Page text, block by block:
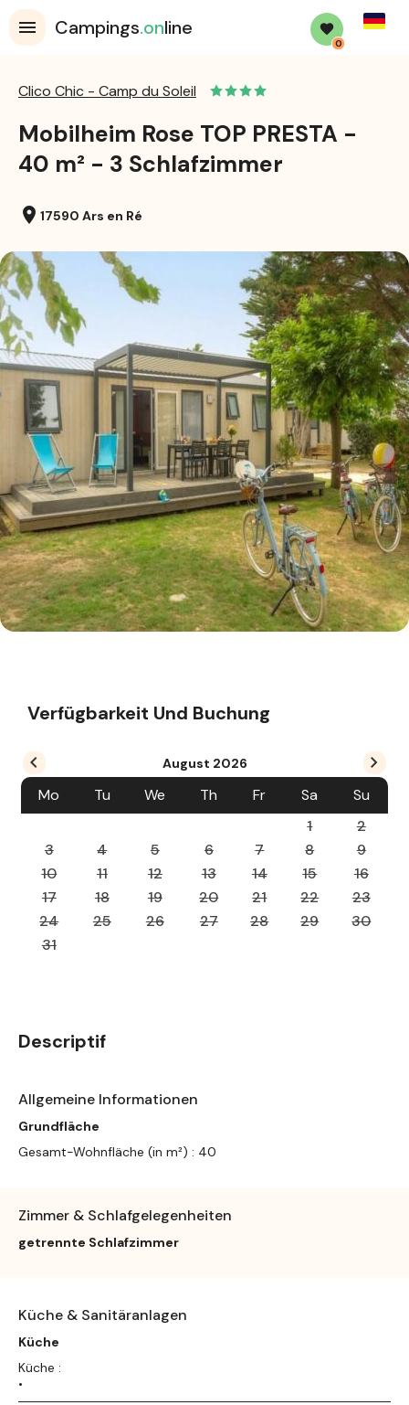
Campings.online
0
Clico Chic - Camp du Soleil
Mobilheim Rose TOP PRESTA -
40 m² - 3 Schlafzimmer
location_on 17590 Ars en Ré
Verfügbarkeit Und Buchung
August 2026
Mo Tu We Th Fr Sa
Su
1
2
3
4 5 6 7 8
9
10
11 12 13 14 15
16
17
18 19 20 21 22
23
24
25 26 27 28 29
30
31
Descriptif
Allgemeine Informationen
Grundfläche
Gesamt-Wohnfläche (in m²) : 40
Zimmer & Schlafgelegenheiten
getrennte Schlafzimmer
Küche & Sanitäranlagen
Küche
Küche :
•